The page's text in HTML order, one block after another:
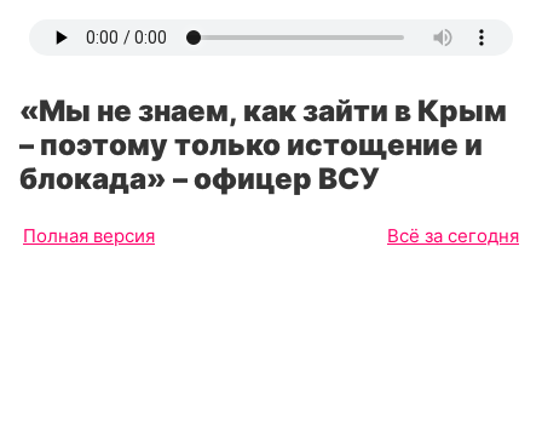
«Мы не знаем, как зайти в Крым
– поэтому только истощение и
блокада» – офицер ВСУ
Полная версия Всё за сегодня